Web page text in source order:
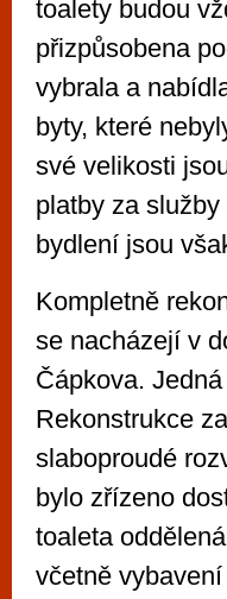
toalety budou
přizpůsobena
vybrala a
byty, které
své velikosti
platby za
bydlení jsou
Kompletně
se nacházejí v
Čápkova.
Rekonstrukce
slaboproudé
bylo zřízeno
toaleta
včetně